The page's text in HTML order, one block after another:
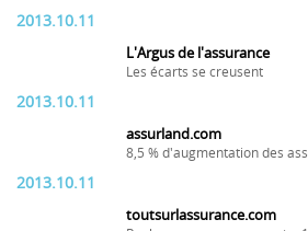
2013.10.11
L'Argus de l'assurance
Les écarts se creusent
2013.10.11
assurland.com
8,5 % d'augmentation des
2013.10.11
toutsurlassurance.com